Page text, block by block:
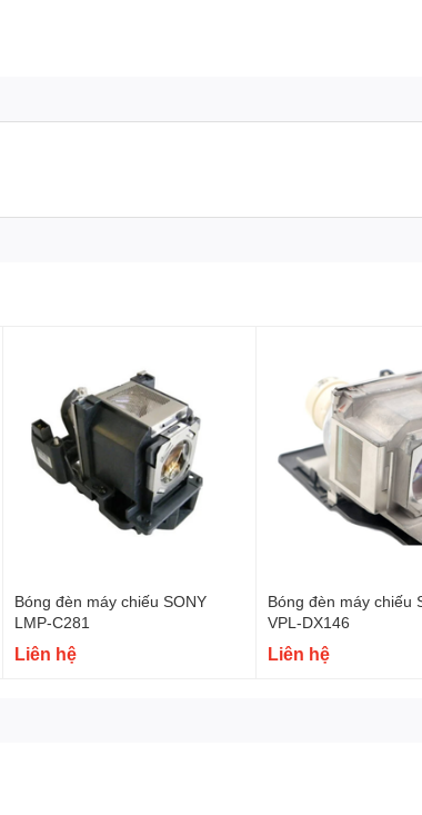
Bóng đèn máy chiếu SONY
LMP-C281
Liên hệ
Bóng đèn máy chiếu
VPL-DX146
Liên hệ